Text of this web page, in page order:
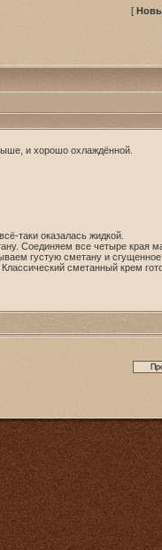
[
и хорошо охлаждённой.
таки оказалась жидкой.
Соединяем все четыре края
густую сметану и
сметанный крем